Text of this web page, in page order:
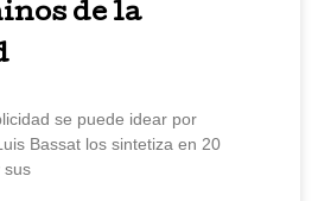
de la
se puede idear por
Bassat los sintetiza en 20
sus